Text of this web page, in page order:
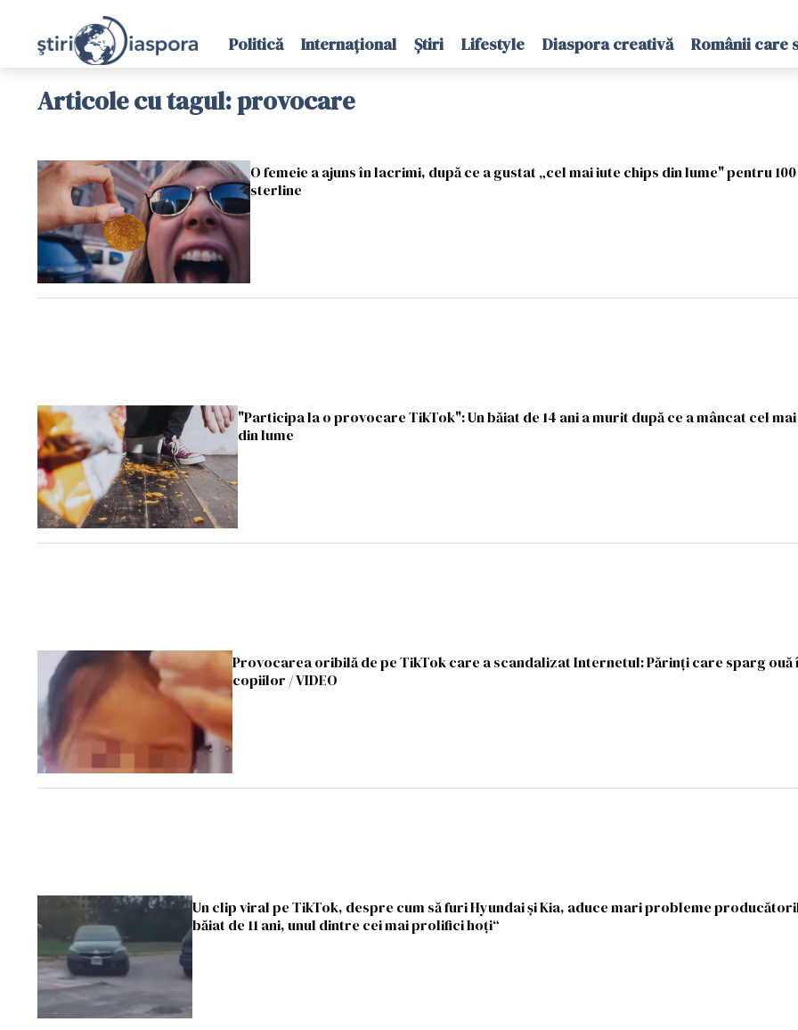
Politică Internațional Știri Lifestyle Diaspora creativă Românii care
Articole cu tagul: provocare
O femeie a ajuns în lacrimi, după ce a gustat „cel mai iute chips din lume" pentru
sterline
"Participa la o provocare TikTok": Un băiat de 14 ani a murit după ce a mâncat cel
din lume
Provocarea oribilă de pe TikTok care a scandalizat Internetul: Părinți care sparg ouă
copiilor / VIDEO
Un clip viral pe TikTok, despre cum să furi Hyundai și Kia, aduce mari probleme
băiat de 11 ani, unul dintre cei mai prolifici hoți“